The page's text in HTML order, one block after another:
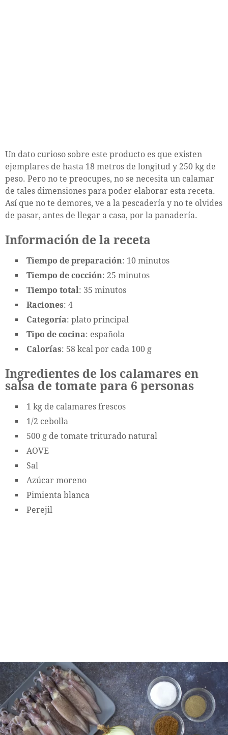
Un dato curioso sobre este producto es que existen
ejemplares de hasta 18 metros de longitud y 250 kg de
peso. Pero no te preocupes, no se necesita un calamar
de tales dimensiones para poder elaborar esta receta.
Así que no te demores, ve a la pescadería y no te olvides
de pasar, antes de llegar a casa, por la panadería.
Información de la receta
Tiempo de preparación: 10 minutos
Tiempo de cocción: 25 minutos
Tiempo total : 35 minutos
Raciones: 4
Categoría: plato principal
Tipo de cocina: española
Calorías: 58 kcal por cada 100 g
Ingredientes de los calamares en
salsa de tomate para 6 personas
1 kg de calamares frescos
1/2 cebolla
500 g de tomate triturado natural
AOVE
Sal
Azúcar moreno
Pimienta blanca
Perejil